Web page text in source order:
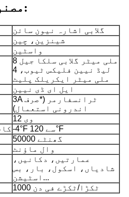
مصنوعات کی تفصیلات:
گلابی اشارہ نیون سائن
شینزین، چین
واسٹین
8 ملی میٹر گلابی سلکا جیل
لیڈ نیین فلیکس ٹیوب، 4
ملی میٹر ایکریلک پلیٹ
ایل ای ڈی نیین
3A ٹرانسفارمر (*صرف
اندرونی استعمال)
12 وی
-4°F سے 120°F
50000 گھنٹے
وال ماؤنٹ
عمارتیں، دکانیں،
شادیاں، اسکول، بار، بس
اسٹیشن...
1000 ٹکڑا/ٹکڑے فی دن